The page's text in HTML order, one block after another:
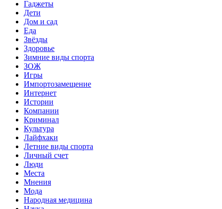
Гаджеты
Дети
Дом и сад
Еда
Звёзды
Здоровье
Зимние виды спорта
ЗОЖ
Игры
Импортозамещение
Интернет
Истории
Компании
Криминал
Культура
Лайфхаки
Летние виды спорта
Личный счет
Люди
Места
Мнения
Мода
Народная медицина